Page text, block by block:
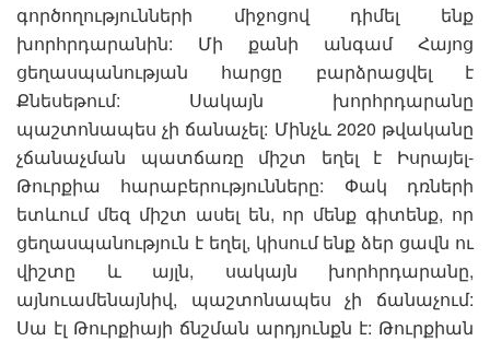
գործողությունների միջոցով դիմել ենք
խորհրդարանին: Մի քանի անգամ Հայոց
ցեղասպանության հարցը բարձրացվել է
Քնեսեթում: Սակայն խորհրդարանը
պաշտոնապես չի ճանաչել: Մինչև 2020 թվականը
չճանաչման պատճառը միշտ եղել է Իսրայել-
Թուրքիա հարաբերությունները: Փակ դռների
ետևում մեզ միշտ ասել են, որ մենք գիտենք, որ
ցեղասպանություն է եղել, կիսում ենք ձեր ցավն ու
վիշտը և այլն, սակայն խորհրդարանը,
այնուամենայնիվ, պաշտոնապես չի ճանաչում:
Սա էլ Թուրքիայի ճնշման արդյունքն է: Թուրքիան